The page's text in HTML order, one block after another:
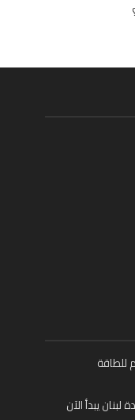
للطاقة
يبدأ الآن